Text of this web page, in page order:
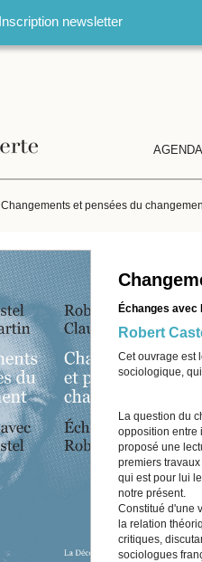
Inscription newsletter
AGENDA
Changements et pensées du
Échanges avec
Robert
Cet ouvrage est
sociologique,
La question du
opposition entre
proposé une
premiers
qui est pour lui
notre présent.
Constitué d'une
la relation
critiques,
sociologues